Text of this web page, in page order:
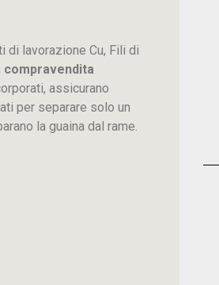
di lavorazione Cu, Fili di
compravendita
assicurano
per separare solo un
la guaina dal rame.